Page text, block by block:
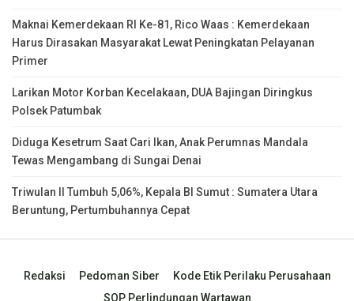
Maknai Kemerdekaan RI Ke-81, Rico Waas : Kemerdekaan
Harus Dirasakan Masyarakat Lewat Peningkatan Pelayanan
Primer
Larikan Motor Korban Kecelakaan, DUA Bajingan Diringkus
Polsek Patumbak
Diduga Kesetrum Saat Cari Ikan, Anak Perumnas Mandala
Tewas Mengambang di Sungai Denai
Triwulan II Tumbuh 5,06%, Kepala BI Sumut : Sumatera Utara
Beruntung, Pertumbuhannya Cepat
Redaksi Pedoman Siber
Kode Etik Perilaku Perusahaan
SOP Perlindungan Wartawan